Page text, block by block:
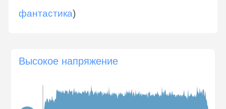
фантастика)
Высокое напряжение